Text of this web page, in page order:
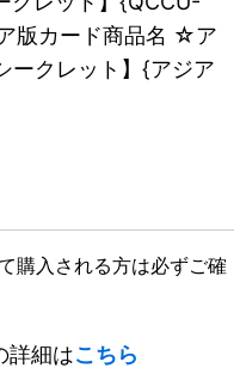
版カード商品名 ☆ア
ークレット】{アジア
購入される方は必ずご確
詳細はこちら